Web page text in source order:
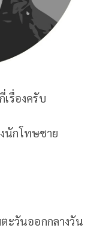
เรื่องครับ
นักโทษชาย
ะวันออกกลางวัน